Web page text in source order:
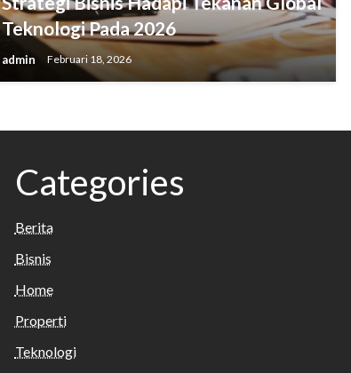
Teknologi Pada 2026
admin Februari 18, 2026
Categories
Berita
Bisnis
Home
Properti
Teknologi